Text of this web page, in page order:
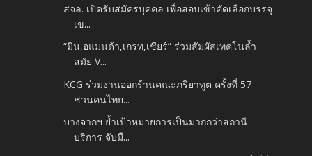
สจล. เปิดรับสมัครบุคคล เพื่อสอบเข้าคัดเลือกบรรจุ
เข...
“มิน,อแมนด้า,เกรท,เชียร์” ร่วมสัมผัสเทคโนล้ำ
สมัย V...
KCG ร่วมงานออกร้านคณะภริยาทูต ครั้งที่ 57
ชวนคนไทย...
บางจากฯ ย้ำเป้าหมายการเป็นมากกว่าสถานี
บริการ จับมื...